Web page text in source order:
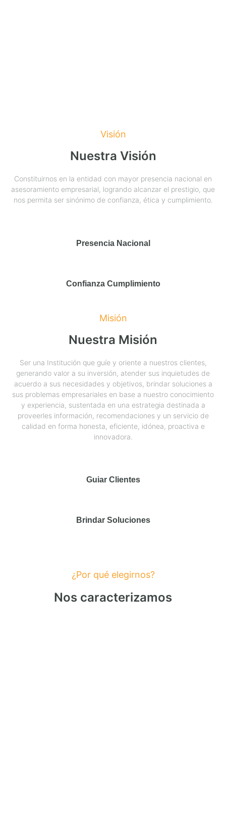
Visión
Nuestra Visión
Constituirnos en la entidad con mayor presencia nacional en
asesoramiento empresarial, logrando alcanzar el prestigio, que
nos permita ser sinónimo de confianza, ética y cumplimiento.
Presencia Nacional
Confianza Cumplimiento
Misión
Nuestra Misión
Ser una Institución que guíe y oriente a nuestros clientes,
generando valor a su inversión, atender sus inquietudes de
acuerdo a sus necesidades y objetivos, brindar soluciones a
sus problemas empresariales en base a nuestro conocimiento
y experiencia, sustentada en una estrategia destinada a
proveerles información, recomendaciones y un servicio de
calidad en forma honesta, eficiente, idónea, proactiva e
innovadora.
Guiar Clientes
Brindar Soluciones
¿Por qué elegirnos?
Nos caracterizamos